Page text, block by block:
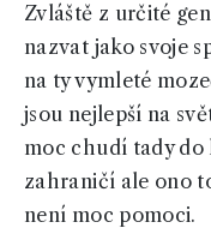
Zvláště z určité
nazvat jako svoje
na ty vymleté
jsou nejlepší na
moc chudí tady do
zahraničí ale ono
není moc pomoci.